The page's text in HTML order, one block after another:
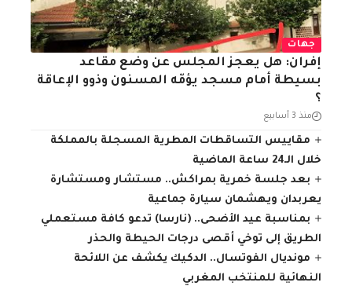
جهات
إفران: هل يعجز المجلس عن وضع مقاعد
بسيطة أمام مسجد يؤمّه المسنون وذوو الإعاقة
؟
منذ 3 أسابيع
مقاييس التساقطات المطرية المسجلة بالمملكة
خلال الـ24 ساعة الماضية
بعد جلسة خمرية بمراكش.. مستشار ومستشارة
يعربدان ويهشمان سيارة جماعية
بمناسبة عيد الأضحى.. (نارسا) تدعو كافة مستعملي
الطريق إلى توخي أقصى درجات الحيطة والحذر
مونديال الفوتسال.. الدكيك يكشف عن اللائحة
النهائية للمنتخب المغربي